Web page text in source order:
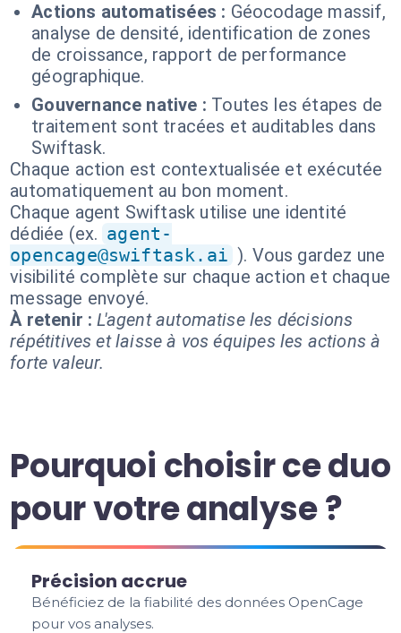
Actions automatisées : Géocodage massif,
analyse de densité, identification de zones
de croissance, rapport de performance
géographique.
Gouvernance native : Toutes les étapes de
traitement sont tracées et auditables dans
Swiftask.
Chaque action est contextualisée et exécutée
automatiquement au bon moment.
Chaque agent Swiftask utilise une identité
dédiée (ex. agent-
opencage@swiftask.ai ). Vous gardez une
visibilité complète sur chaque action et chaque
message envoyé.
À retenir : L'agent automatise les décisions
répétitives et laisse à vos équipes les actions à
forte valeur.
Pourquoi choisir ce duo
pour votre analyse ?
Précision accrue
Bénéficiez de la fiabilité des données OpenCage
pour vos analyses.